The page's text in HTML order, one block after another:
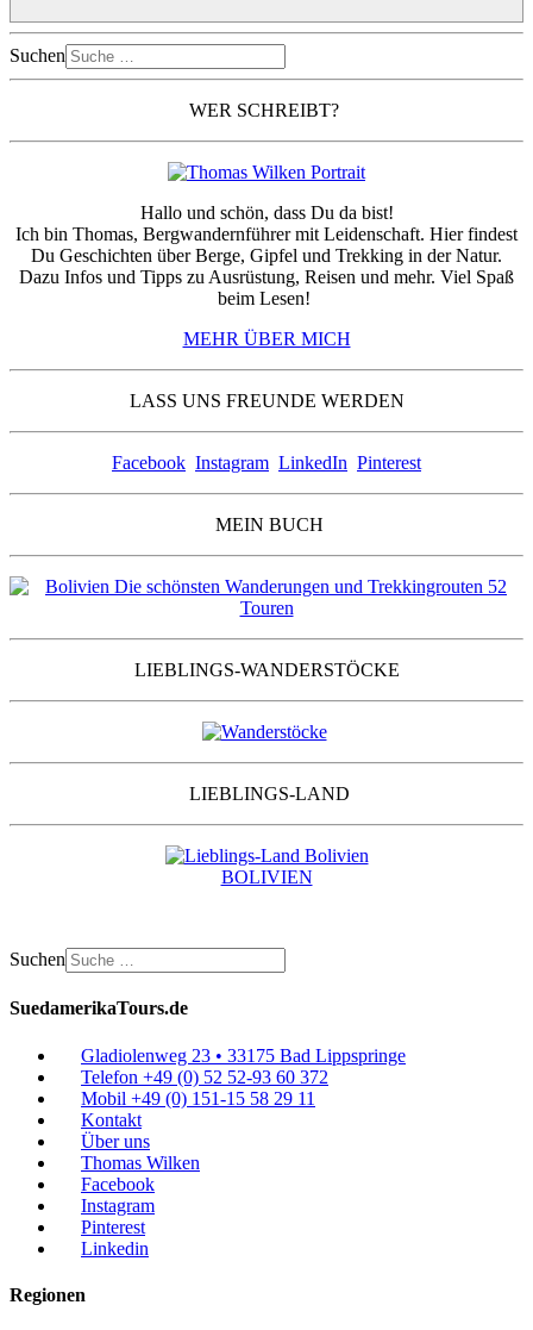
Suchen
WER SCHREIBT?
Hallo und schön, dass Du da bist!
Ich bin Thomas, Bergwandernführer mit Leidenschaft. Hier findest
Du Geschichten über Berge, Gipfel und Trekking in der Natur.
Dazu Infos und Tipps zu Ausrüstung, Reisen und mehr. Viel Spaß
beim Lesen!
MEHR ÜBER MICH
LASS UNS FREUNDE WERDEN
Facebook Instagram LinkedIn Pinterest
MEIN BUCH
LIEBLINGS-WANDERSTÖCKE
LIEBLINGS-LAND
BOLIVIEN
Suchen
SuedamerikaTours.de
Gladiolenweg 23 • 33175 Bad Lippspringe
Telefon +49 (0) 52 52-93 60 372
Mobil +49 (0) 151-15 58 29 11
Kontakt
Über uns
Thomas Wilken
Facebook
Instagram
Pinterest
Linkedin
Regionen